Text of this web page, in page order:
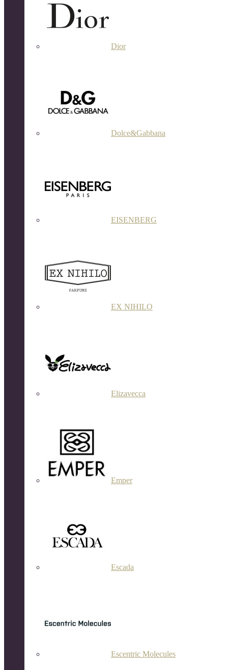
Dior
Dolce&Gabbana
EISENBERG
EX NIHILO
Elizavecca
Emper
Escada
Escentric Molecules